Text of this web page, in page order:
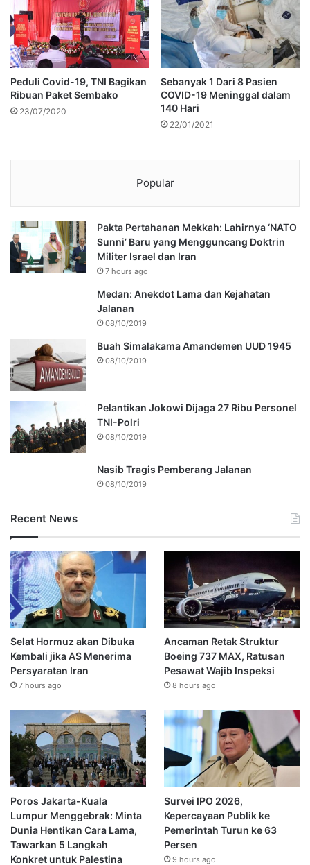
Peduli Covid-19, TNI Bagikan
Ribuan Paket Sembako
23/07/2020
Sebanyak 1 Dari 8 Pasien
COVID-19 Meninggal dalam
140 Hari
22/01/2021
Popular
Pakta Pertahanan Mekkah: Lahirnya ‘NATO
Sunni’ Baru yang Mengguncang Doktrin
Militer Israel dan Iran
7 hours ago
Medan: Anekdot Lama dan Kejahatan
Jalanan
08/10/2019
Buah Simalakama Amandemen UUD 1945
08/10/2019
Pelantikan Jokowi Dijaga 27 Ribu Personel
TNI-Polri
08/10/2019
Nasib Tragis Pemberang Jalanan
08/10/2019
Recent News
Selat Hormuz akan Dibuka
Kembali jika AS Menerima
Persyaratan Iran
7 hours ago
Ancaman Retak Struktur
Boeing 737 MAX, Ratusan
Pesawat Wajib Inspeksi
8 hours ago
Poros Jakarta-Kuala
Lumpur Menggebrak: Minta
Dunia Hentikan Cara Lama,
Tawarkan 5 Langkah
Konkret untuk Palestina
Survei IPO 2026,
Kepercayaan Publik ke
Pemerintah Turun ke 63
Persen
9 hours ago